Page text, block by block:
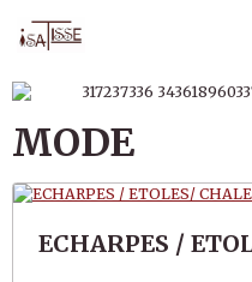
MODE
ECHARPES /